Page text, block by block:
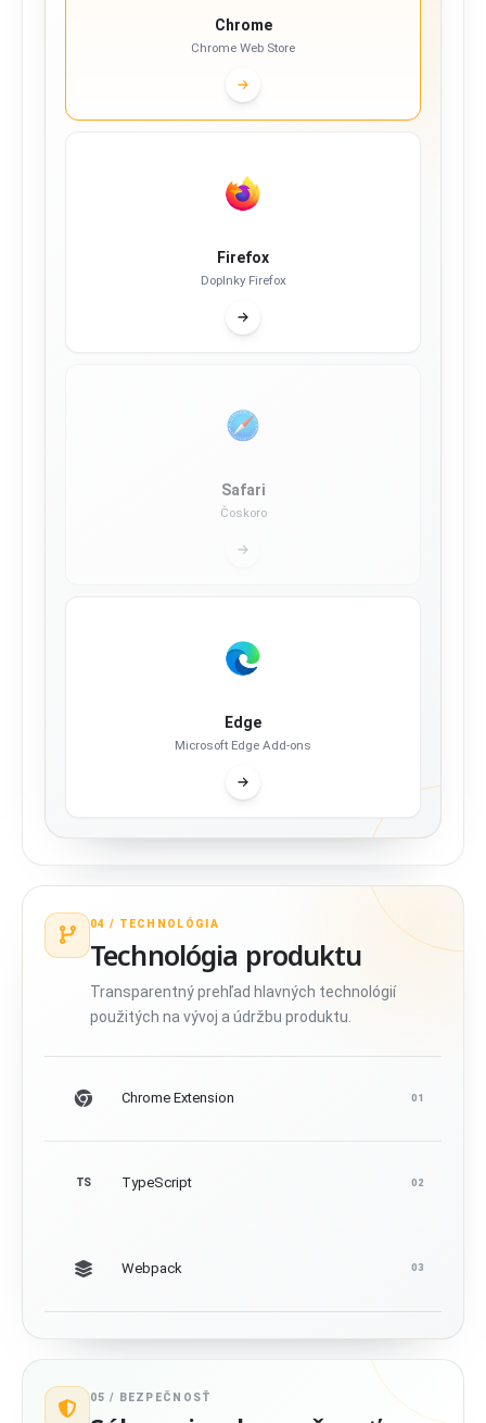
Chrome
Chrome Web Store
Firefox
Doplnky Firefox
Safari
Čoskoro
Edge
Microsoft Edge Add-ons
04 / TECHNOLÓGIA
Technológia produktu
Transparentný prehľad hlavných technológií
použitých na vývoj a údržbu produktu.
Chrome Extension 01
TS TypeScript 02
Webpack 03
05 / BEZPEČNOSŤ